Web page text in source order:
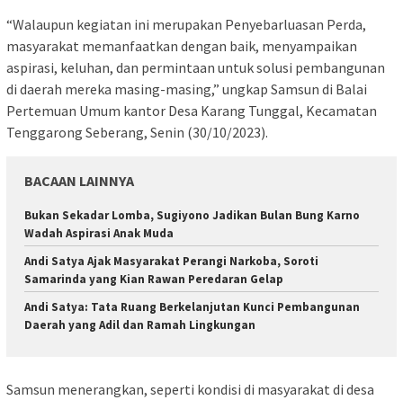
“Walaupun kegiatan ini merupakan Penyebarluasan Perda,
masyarakat memanfaatkan dengan baik, menyampaikan
aspirasi, keluhan, dan permintaan untuk solusi pembangunan
di daerah mereka masing-masing,” ungkap Samsun di Balai
Pertemuan Umum kantor Desa Karang Tunggal, Kecamatan
Tenggarong Seberang, Senin (30/10/2023).
BACAAN LAINNYA
Bukan Sekadar Lomba, Sugiyono Jadikan Bulan Bung Karno
Wadah Aspirasi Anak Muda
Andi Satya Ajak Masyarakat Perangi Narkoba, Soroti
Samarinda yang Kian Rawan Peredaran Gelap
Andi Satya: Tata Ruang Berkelanjutan Kunci Pembangunan
Daerah yang Adil dan Ramah Lingkungan
Samsun menerangkan, seperti kondisi di masyarakat di desa